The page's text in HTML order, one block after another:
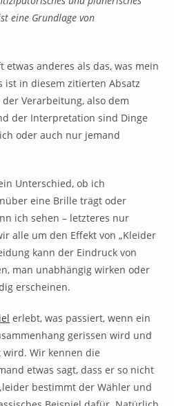
eine Grundlage von
etwas anderes als das, was mein
ist in diesem zitierten Absatz
Verarbeitung, also dem
der Interpretation sind Dinge
oder auch nur jemand
Unterschied, ob ich
eine Brille trägt oder
ich sehen – letzteres nur
alle um den Effekt von „Kleider
kann der Eindruck von
man unabhängig wirken oder
erscheinen.
erlebt, was passiert, wenn ein
gerissen wird und
Wir kennen die
etwas sagt, dass er so nicht
bestimmt der Wähler und